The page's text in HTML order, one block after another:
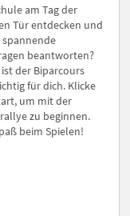
am Tag der
Tür entdecken und
spannende
beantworten?
der Biparcours
für dich. Klicke
um mit der
zu beginnen.
beim Spielen!